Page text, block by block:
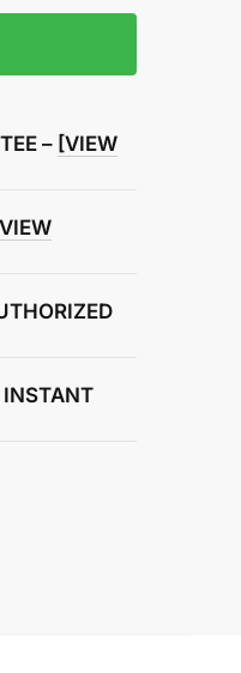
– [VIEW